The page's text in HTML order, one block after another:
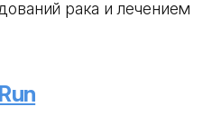
рака и лечением